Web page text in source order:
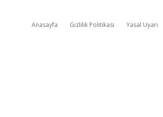
Anasayfa Gizlilik Politikası Yasal Uyarı